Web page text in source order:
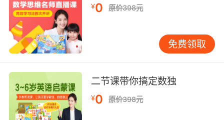
面宝是城中的开心果和超级巨星，他热爱表演，
唱歌跳舞变魔术无所不能，是《每日面报》的头
条常客，在他的感染下，这里的居民个个面带微
笑地生活，开朗温暖又和善。然而世界是相对
米镇！
老米镇也在中国城里，果然，这里的人、冬菇和
云彩全部是由米做成的。米头是这个镇上有点儿
¥0 原价398元
免费领取
二节课带你搞定数独
¥0 原价398元